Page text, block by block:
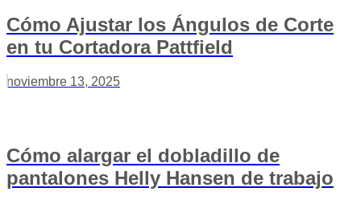
Cómo Ajustar los Ángulos de Corte
en tu Cortadora Pattfield
noviembre 13, 2025
Cómo alargar el dobladillo de
pantalones Helly Hansen de trabajo